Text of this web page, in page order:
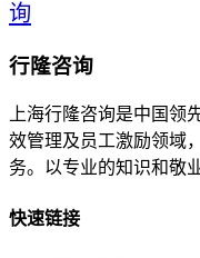
询
行隆咨询
上海行隆咨询是中国领
效管理及员工激励领域
务。以专业的知识和敬
快速链接